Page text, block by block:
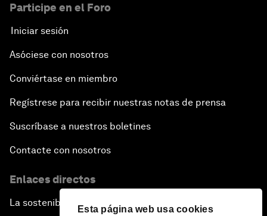
Esta página web usa cookies
Participe en el Foro
Iniciar sesión
Asóciese con nosotros
Conviértase en miembro
Regístrese para recibir nuestras notas de prensa
Suscríbase a nuestros boletines
Contacte con nosotros
Enlaces directos
La sostenibilidad en el Foro